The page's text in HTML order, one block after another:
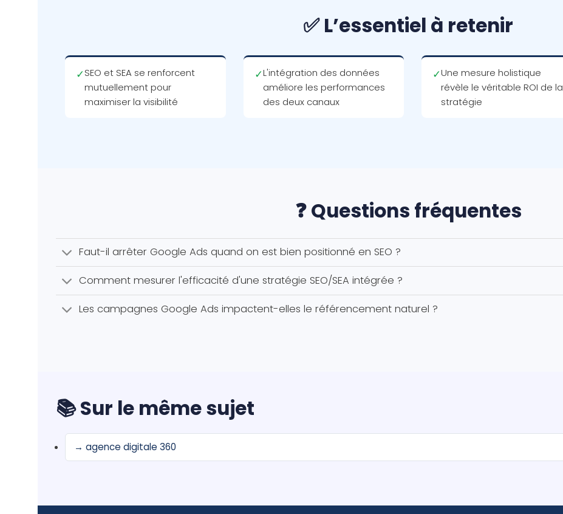
✅ L’essentiel à retenir
✓SEO et SEA se renforcent
mutuellement pour
maximiser la visibilité
✓L'intégration des données
améliore les performances
des deux canaux
✓Une mesure holistique
révèle le véritable ROI de la
stratégie
❓ Questions fréquentes
Faut-il arrêter Google Ads quand on est bien positionné en SEO ?
Comment mesurer l'efficacité d'une stratégie SEO/SEA intégrée ?
Les campagnes Google Ads impactent-elles le référencement naturel ?
📚 Sur le même sujet
→ agence digitale 360